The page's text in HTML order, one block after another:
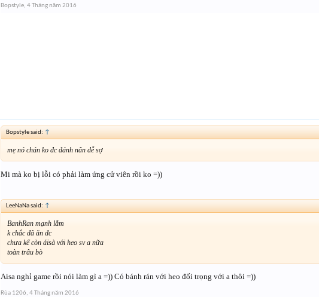
Bopstyle, 4 Tháng năm 2016
Bopstyle said: ↑
mẹ nó chán ko đc đánh nãn dễ sợ
Mi mà ko bị lỗi có phải làm ứng cử viên rồi ko =))
LeeNaNa said: ↑
BanhRan mạnh lắm
k chắc đã ăn đc
chưa kể còn áisà với heo sv a nữa
toàn trâu bò
Aisa nghỉ game rồi nói làm gì a =)) Có bánh rán với heo đối trọng với a thôi =))
Rùa 1206, 4 Tháng năm 2016